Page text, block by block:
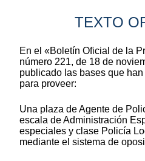
TEXTO
En el «Boletín Oficial de la
número 221, de 18 de
publicado las bases que
para proveer:
Una plaza de Agente de
escala de Administración
especiales y clase Policía
mediante el sistema de